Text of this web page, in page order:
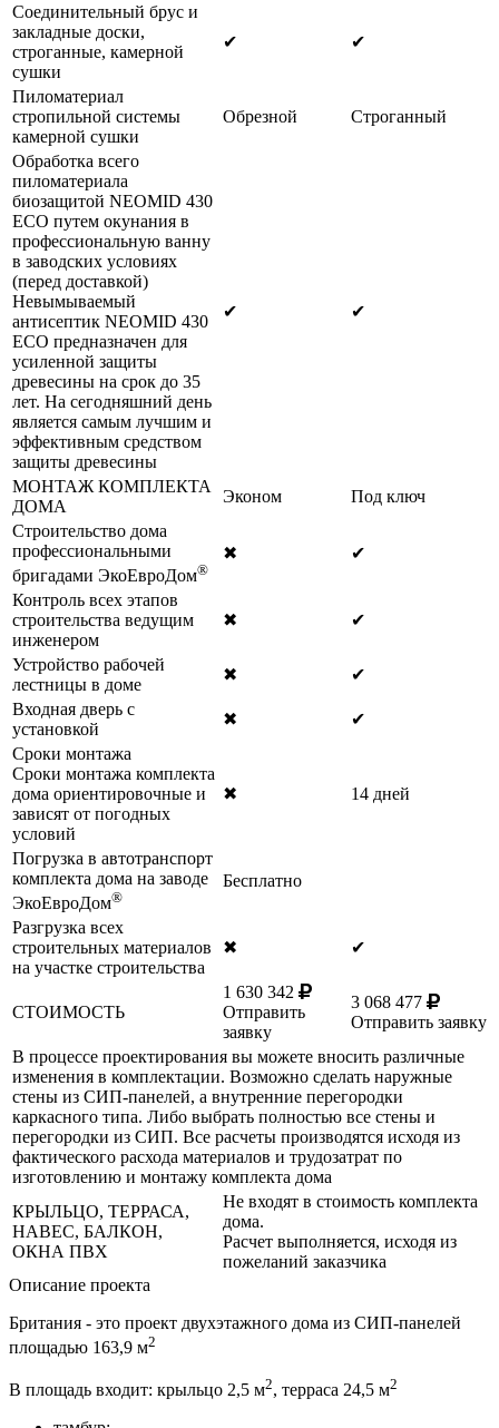
Соединительный брус и
закладные доски,
строганные, камерной
сушки
✔ ✔
Пиломатериал
стропильной системы
камерной сушки
Обрезной Строганный
Обработка всего
пиломатериала
биозащитой NEOMID 430
ECO путем окунания в
профессиональную ванну
в заводских условиях
(перед доставкой)
Невымываемый
антисептик NEOMID 430
ECO предназначен для
усиленной защиты
древесины на срок до 35
лет. На сегодняшний день
является самым лучшим и
эффективным средством
защиты древесины
✔ ✔
МОНТАЖ КОМПЛЕКТА
ДОМА
Эконом
Под ключ
Строительство дома
профессиональными
бригадами ЭкоЕвроДом®
✖ ✔
Контроль всех этапов
строительства ведущим
инженером
✖ ✔
Устройство рабочей
лестницы в доме
✖
✔
Входная дверь с
установкой
✖
✔
Сроки монтажа
Сроки монтажа комплекта
дома ориентировочные и
зависят от погодных
условий
✖ 14 дней
Погрузка в автотранспорт
комплекта дома на заводе
ЭкоЕвроДом®
Бесплатно
Разгрузка всех
строительных материалов
на участке строительства
✖ ✔
СТОИМОСТЬ
1 630 342
Отправить
заявку
3 068 477
Отправить заявку
В процессе проектирования вы можете вносить различные
изменения в комплектации. Возможно сделать наружные
стены из СИП-панелей, а внутренние перегородки
каркасного типа. Либо выбрать полностью все стены и
перегородки из СИП. Все расчеты производятся исходя из
фактического расхода материалов и трудозатрат по
изготовлению и монтажу комплекта дома
КРЫЛЬЦО, ТЕРРАСА,
НАВЕС, БАЛКОН,
ОКНА ПВХ
Не входят в стоимость комплекта
дома.
Расчет выполняется, исходя из
пожеланий заказчика
Описание проекта
Британия - это проект двухэтажного дома из СИП-панелей
площадью 163,9 м2
В площадь входит: крыльцо 2,5 м2, терраса 24,5 м2